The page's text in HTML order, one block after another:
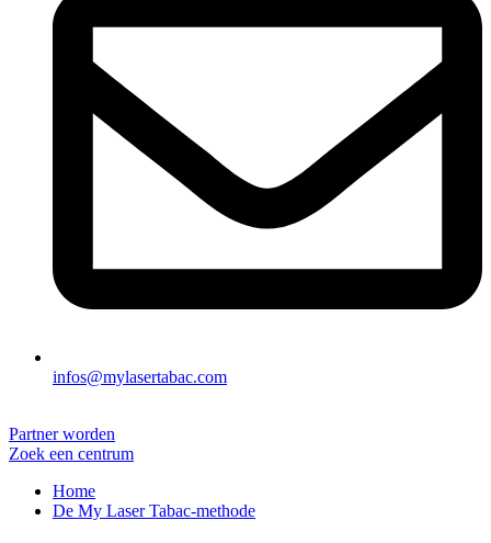
infos@mylasertabac.com
Partner worden
Zoek een centrum
Home
De My Laser Tabac-methode